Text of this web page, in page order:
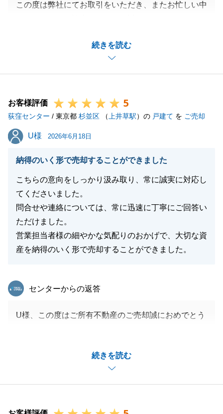
続きを読む
この度は弊社にてお取引をいただき、またお忙しい中
いつも快くショートメッセージやご来店にてご対応い
ただきまして、ありがとうございました。
M様の担当として、ご購入のお手伝いに携わることが
また何かご相談等お力になれることがございましたら
是非ご連絡を頂戴できればと思っております。
私共々、今後とも弊社を末永くご愛顧賜りますよう、
お願い申し上げます。
お客様評価 5
荻窪センター / 東京都 杉並区 （ 上井草駅）の 戸建て を ご売却
U様
U様 2026年6月18日
納得のいく形で売却することができました
こちらの意向をしっかり汲み取り、常に誠実に対応し
てくださいました。
問合せや連絡については、常に迅速に丁寧にご回答い
ただけました。
営業担当者様の細やかな気配りのおかげで、大切な資
産を納得のいく形で売却することができました。
続きを読む
東急リバブル
センターからの返答
U様、この度はご所有不動産のご売却誠におめでとう
ートができたこと大変嬉しく思います。
U様もこちらのご依頼事項について早々にご対応いた
だいたり、二人三脚でご成約に繋げられたと受け止め